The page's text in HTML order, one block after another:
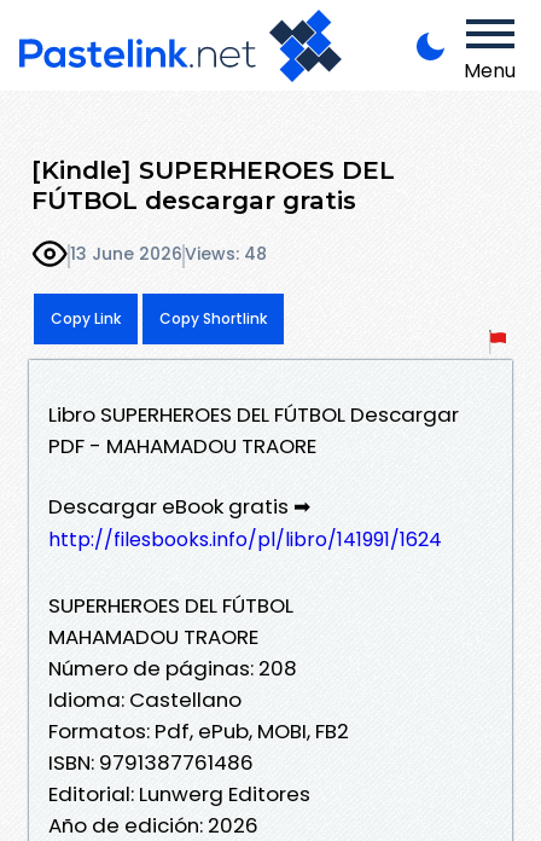
Menu
[Kindle] SUPERHEROES DEL
FÚTBOL descargar gratis
13 June 2026Views: 48
Copy Link Copy Shortlink
Libro SUPERHEROES DEL FÚTBOL Descargar
PDF - MAHAMADOU TRAORE
Descargar eBook gratis ➡
http://filesbooks.info/pl/libro/141991/1624
SUPERHEROES DEL FÚTBOL
MAHAMADOU TRAORE
Número de páginas: 208
Idioma: Castellano
Formatos: Pdf, ePub, MOBI, FB2
ISBN: 9791387761486
Editorial: Lunwerg Editores
Año de edición: 2026